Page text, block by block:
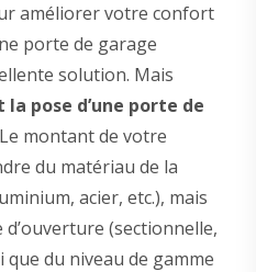
améliorer votre confort
porte de garage
solution. Mais
pose d’une porte de
montant de votre
du matériau de la
acier, etc.), mais
(sectionnelle,
du niveau de gamme